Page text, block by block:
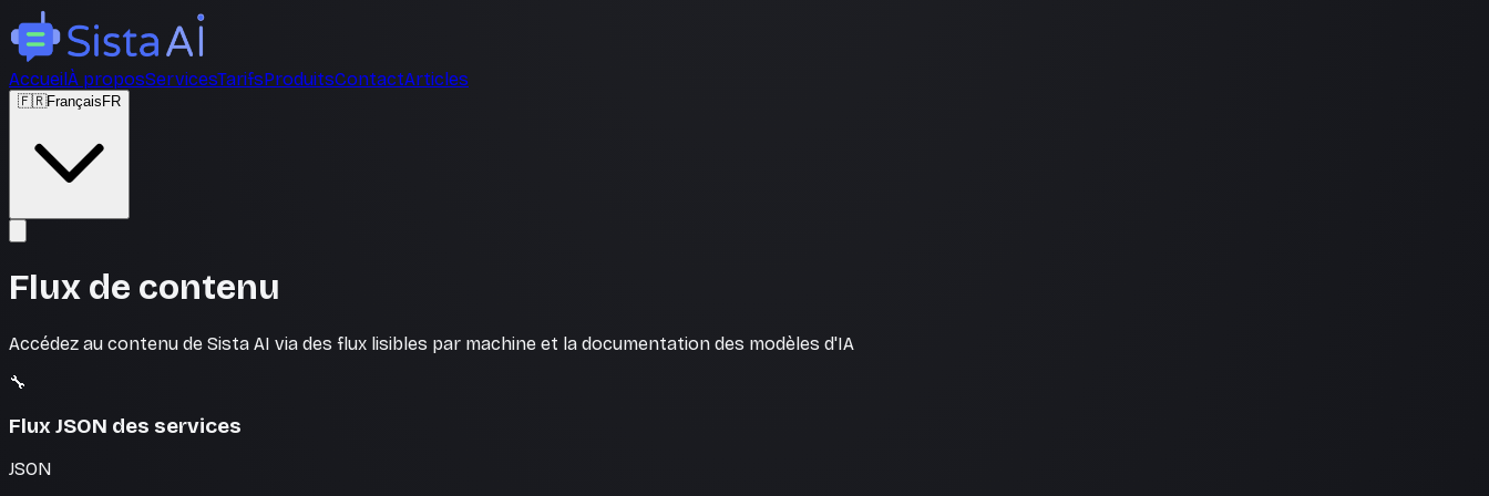
AccueilÀ proposServicesTarifsProduitsContactArticles
🇫🇷Français FR
Flux de contenu
Accédez au contenu de Sista AI via des flux lisibles par machine et la documentation des modèles d'IA
🔧
Flux JSON des services
JSON